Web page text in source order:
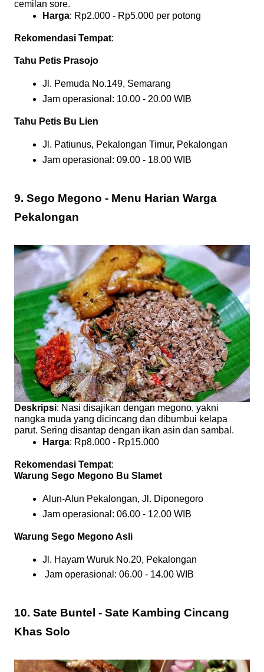
cemilan sore.
Harga: Rp2.000 - Rp5.000 per potong
Rekomendasi Tempat:
Tahu Petis Prasojo
Jl. Pemuda No.149, Semarang
Jam operasional: 10.00 - 20.00 WIB
Tahu Petis Bu Lien
Jl. Patiunus, Pekalongan Timur, Pekalongan
Jam operasional: 09.00 - 18.00 WIB
9. Sego Megono - Menu Harian Warga
Pekalongan
Deskripsi: Nasi disajikan dengan megono, yakni
nangka muda yang dicincang dan dibumbui kelapa
parut. Sering disantap dengan ikan asin dan sambal.
Harga: Rp8.000 - Rp15.000
Rekomendasi Tempat:
Warung Sego Megono Bu Slamet
Alun-Alun Pekalongan, Jl. Diponegoro
Jam operasional: 06.00 - 12.00 WIB
Warung Sego Megono Asli
Jl. Hayam Wuruk No.20, Pekalongan
Jam operasional: 06.00 - 14.00 WIB
10. Sate Buntel - Sate Kambing Cincang
Khas Solo